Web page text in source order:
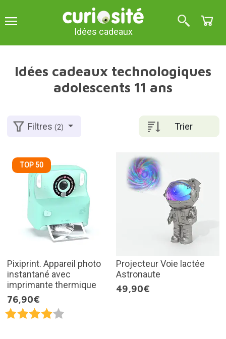
Idées cadeaux
Idées cadeaux technologiques
adolescents 11 ans
Trier
Filtres(2)
TOP 50
Pixiprint. Appareil photo
instantané avec
imprimante thermique
76,90€
Projecteur Voie lactée
Astronaute
49,90€